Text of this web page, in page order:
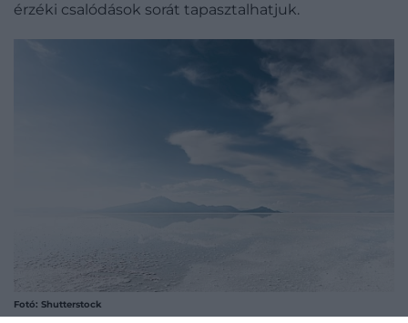
érzéki csalódások sorát tapasztalhatjuk.
Fotó: Shutterstock